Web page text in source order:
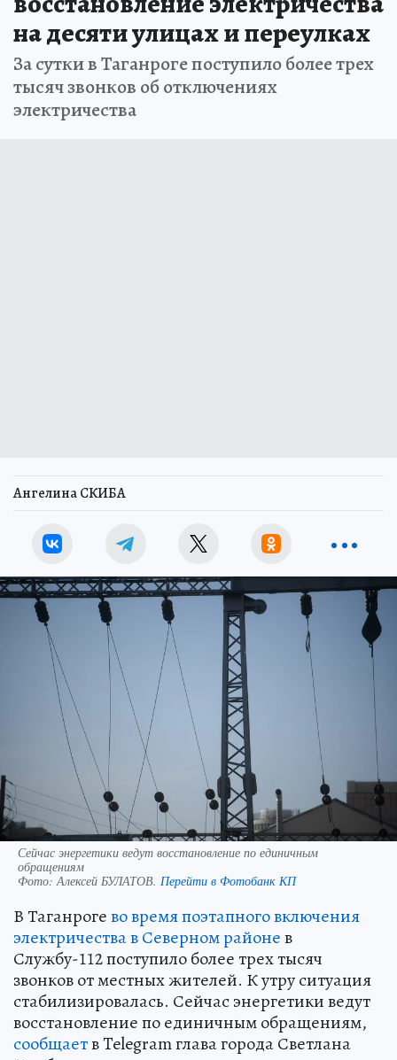
на десяти улицах и переулках
За сутки в Таганроге поступило более трех
тысяч звонков об отключениях
электричества
Ангелина СКИБА
Сейчас энергетики ведут восстановление по единичным
обращениям
Фото:Алексей БУЛАТОВ. Перейти в Фотобанк КП
В Таганрогево время поэтапного включения
электричества в Северном районев
Службу-112 поступило более трех тысяч
звонков от местных жителей. К утру ситуация
стабилизировалась. Сейчас энергетики ведут
восстановление по единичным обращениям,
сообщаетв Telegram глава города Светлана